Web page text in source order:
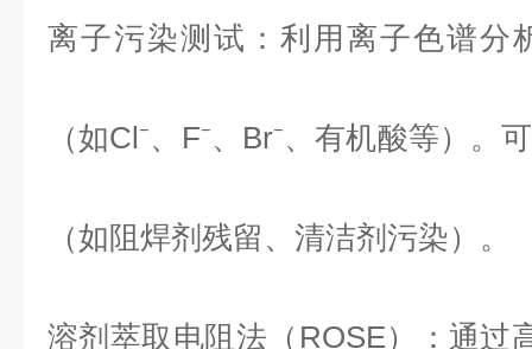
离子污染测试：利用离子色谱分
（如Cl⁻、F⁻、Br⁻、有机酸等）。
（如阻焊剂残留、清洁剂污染）。
溶剂萃取电阻法（ROSE）：通过